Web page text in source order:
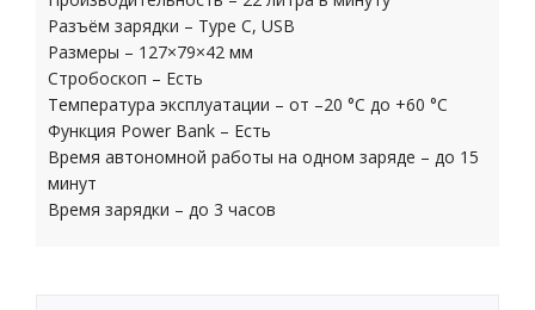
Разъём зарядки – Type C, USB
Размеры – 127×79×42 мм
Стробоскоп – Есть
Температура эксплуатации – от –20 °C до +60 °C
Функция Power Bank – Есть
Время автономной работы на одном заряде – до 15
минут
Время зарядки – до 3 часов